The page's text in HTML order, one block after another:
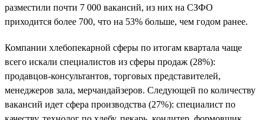
разместили почти 7 000 вакансий, из них на СЗФО
приходится более 700, что на 53% больше, чем годом ранее.
Компании хлебопекарной сферы по итогам квартала чаще
всего искали специалистов из сферы продаж (28%):
продавцов-консультантов, торговых представителей,
менеджеров зала, мерчандайзеров. Следующей по количеству
вакансий идет сфера производства (27%): специалист по